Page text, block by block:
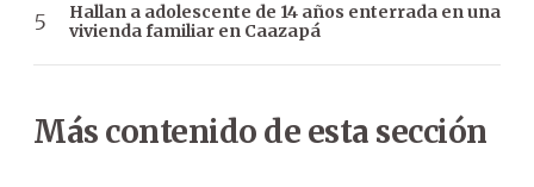
Hallan a adolescente de 14 años enterrada en una
vivienda familiar en Caazapá
Más contenido de esta sección